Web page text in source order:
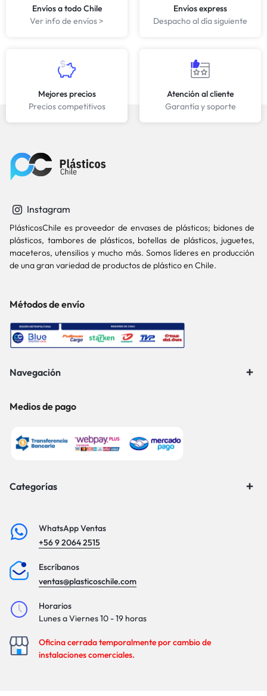
Envíos a todo Chile
Ver info de envíos >
Envíos express
Despacho al día siguiente
Mejores precios
Precios competitivos
Atención al cliente
Garantía y soporte
Instagram
PlásticosChile es proveedor de envases de plásticos; bidones de
plásticos, tambores de plásticos, botellas de plásticos, juguetes,
maceteros, utensilios y mucho más. Somos líderes en producción
de una gran variedad de productos de plástico en Chile.
Métodos de envío
Navegación
Medios de pago
Categorías
WhatsApp Ventas
+56 9 2064 2515
Escríbanos
ventas@plasticoschile.com
Horarios
Lunes a Viernes 10 - 19 horas
Oficina cerrada temporalmente por cambio de
instalaciones comerciales.